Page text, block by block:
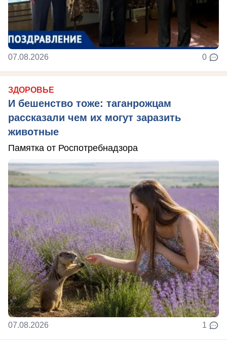
07.08.2026 0
ЗДОРОВЬЕ
И бешенство тоже: таганрожцам
рассказали чем их могут заразить
животные
Памятка от Роспотребнадзора
07.08.2026 1